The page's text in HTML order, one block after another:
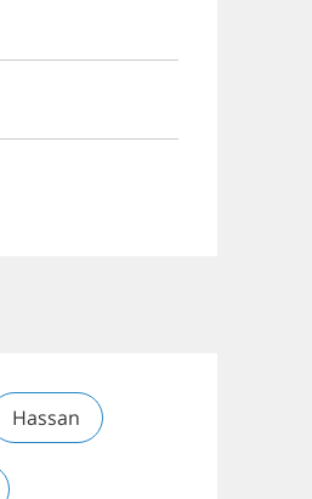
Hassan